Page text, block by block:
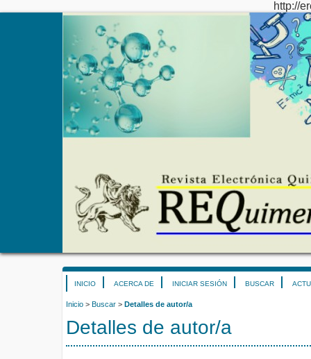
http://
INICIO ACERCA DE INICIAR SESIÓN BUSCAR
Inicio > Buscar > Detalles de autor/a
Detalles de autor/a